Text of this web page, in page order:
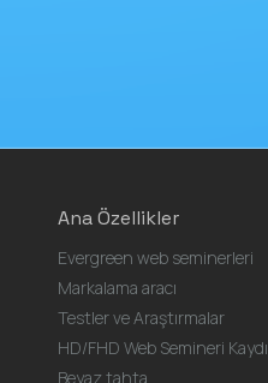
Ana Özellikler
Evergreen web seminerleri
Markalama aracı
Testler ve Araştırmalar
HD/FHD Web Semineri Kaydı
Beyaz tahta